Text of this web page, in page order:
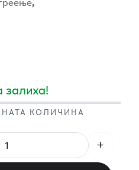
залиха!
КОЛИЧИНА